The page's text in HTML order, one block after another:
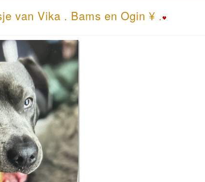
van Vika . Bams en Ogin ¥ .